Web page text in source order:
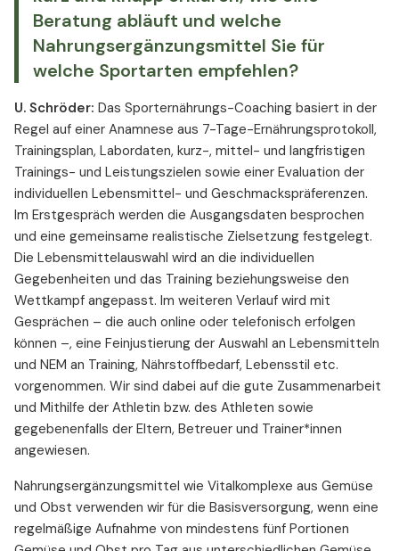
Beratung abläuft und welche
Nahrungsergänzungsmittel Sie für
welche Sportarten empfehlen?
U. Schröder: Das Sporternährungs-Coaching basiert in der
Regel auf einer Anamnese aus 7-Tage-Ernährungsprotokoll,
Trainingsplan, Labordaten, kurz-, mittel- und langfristigen
Trainings- und Leistungszielen sowie einer Evaluation der
individuellen Lebensmittel- und Geschmackspräferenzen.
Im Erstgespräch werden die Ausgangsdaten besprochen
und eine gemeinsame realistische Zielsetzung festgelegt.
Die Lebensmittelauswahl wird an die individuellen
Gegebenheiten und das Training beziehungsweise den
Wettkampf angepasst. Im weiteren Verlauf wird mit
Gesprächen – die auch online oder telefonisch erfolgen
können –, eine Feinjustierung der Auswahl an Lebensmitteln
und NEM an Training, Nährstoffbedarf, Lebensstil etc.
vorgenommen. Wir sind dabei auf die gute Zusammenarbeit
und Mithilfe der Athletin bzw. des Athleten sowie
gegebenenfalls der Eltern, Betreuer und Trainer*innen
angewiesen.
Nahrungsergänzungsmittel wie Vitalkomplexe aus Gemüse
und Obst verwenden wir für die Basisversorgung, wenn eine
regelmäßige Aufnahme von mindestens fünf Portionen